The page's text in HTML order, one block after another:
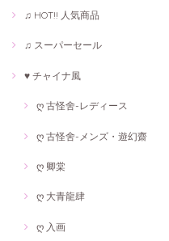
♫ HOT!! 人気商品
♫ スーパーセール
♥ チャイナ風
ღ 古怪舍-レディース
ღ 古怪舍-メンズ・遊幻齋
ღ 卿棠
ღ 大青龍肆
ღ 入画